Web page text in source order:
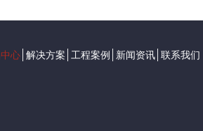
心 解决方案 工程案例 新闻资讯 联系我们